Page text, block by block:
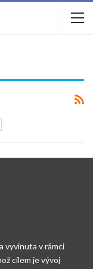
vyvinuta v rámci
cílem je vývoj